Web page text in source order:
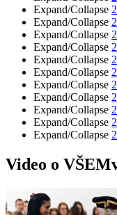
Expand/Collapse
Expand/Collapse
Expand/Collapse
Expand/Collapse
Expand/Collapse
Expand/Collapse
Expand/Collapse
Expand/Collapse
Expand/Collapse
Expand/Collapse
Expand/Collapse
Video o